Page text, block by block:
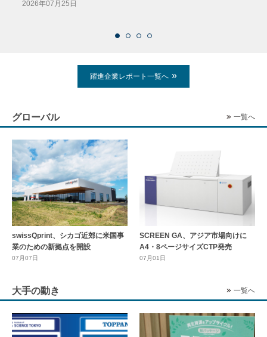
2026年07月25日
躍進企業レポート一覧へ
グローバル 一覧へ
swissQprint、シカゴ近郊に⽶国事
業のための新拠点を開設
07月07日
SCREEN GA、アジア市場向けに
A4・8ページサイズCTP発売
07月01日
大手の動き 一覧へ